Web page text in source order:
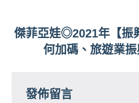
傑菲亞娃◎2021年【振
何加碼、旅遊業
發佈留言